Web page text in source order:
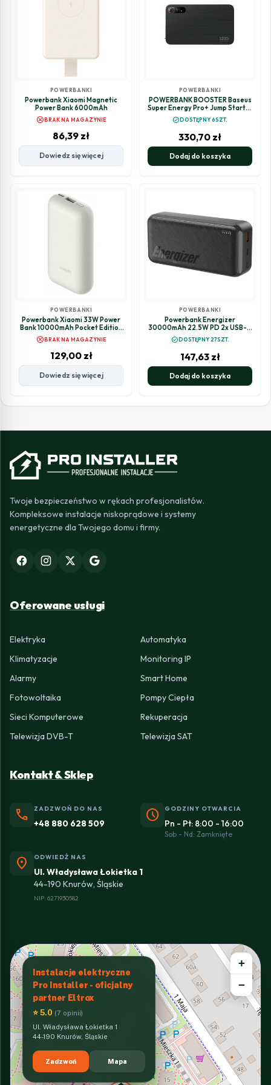
POWERBANKI
Powerbank Xiaomi Magnetic
Power Bank 6000mAh
cancelBRAK NA MAGAZYNIE
86,39 zł
Dowiedz się więcej
POWERBANKI
POWERBANK BOOSTER Baseus
Super Energy Pro+ Jump Starter
C00245700111-00 12000mAh
12V 1200A + KABLE KROKODYLKI
check_circleDOSTĘPNY 6SZT.
330,70 zł
Dodaj do koszyka
POWERBANKI
Powerbank Xiaomi 33W Power
Bank 10000mAh Pocket Edition
Pro Ivory
cancelBRAK NA MAGAZYNIE
129,00 zł
Dowiedz się więcej
POWERBANKI
Powerbank Energizer
30000mAh 22.5W PD 2x USB-C
1x USB-A UE30055PQ
check_circleDOSTĘPNY 27SZT.
147,63 zł
Dodaj do koszyka
Twoje bezpieczeństwo w rękach profesjonalistów.
Kompleksowe instalacje niskoprądowe i systemy
energetyczne dla Twojego domu i firmy.
Oferowane usługi
Elektryka
Automatyka
Klimatyzacje
Monitoring IP
Alarmy
Smart Home
Fotowoltaika
Pompy Ciepła
Sieci Komputerowe
Rekuperacja
Telewizja DVB-T
Telewizja SAT
Kontakt & Sklep
phone ZADZWOŃ DO NAS
+48 880 628 509 schedule GODZINY OTWARCIA
Pn - Pt: 8:00 - 16:00
Sob - Nd: Zamknięte
location_on ODWIEDŹ NAS
Ul. Władysława Łokietka 1
44-190 Knurów, Śląskie
NIP: 6271930582
Instalacje elektryczne
Pro Installer - oficjalny
partner Eltrox
⭐ 5.0 (7 opinii)
Ul. Władysława Łokietka 1
44-190 Knurów, Śląskie
Zadzwoń Mapa
+
−